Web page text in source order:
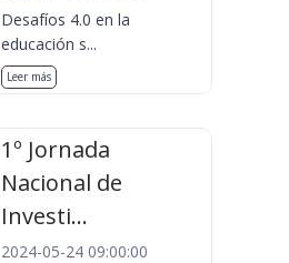
Desafíos 4.0 en la
educación s...
Leer más
1º Jornada
Nacional de
Investi...
2024-05-24 09:00:00